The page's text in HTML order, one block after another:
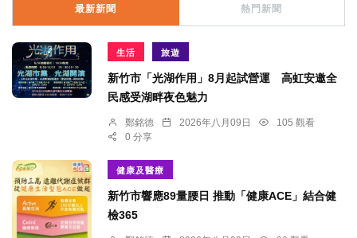
最新新聞 熱門新聞
生活 旅遊
新竹市「光湖作用」8月起試營運 高虹安邀全
民感受湖畔夜色魅力
鄭銘德 2026年八月09日
105 觀看
0 分享
健康及醫療
新竹市響應89量腰日 推動「健康ACE」結合健
檢365